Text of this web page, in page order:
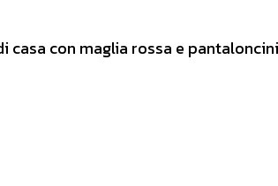
con maglia rossa e pantaloncini